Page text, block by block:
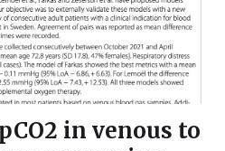
in venous to